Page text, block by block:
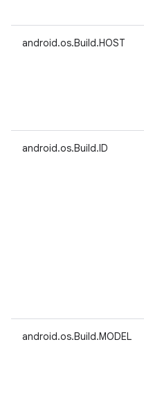
android.os.Build.HOST
android.os.Build.ID
android.os.Build.MODEL